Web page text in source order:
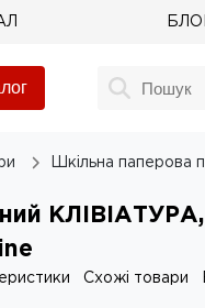
Шкільна паперова
Схожі товари